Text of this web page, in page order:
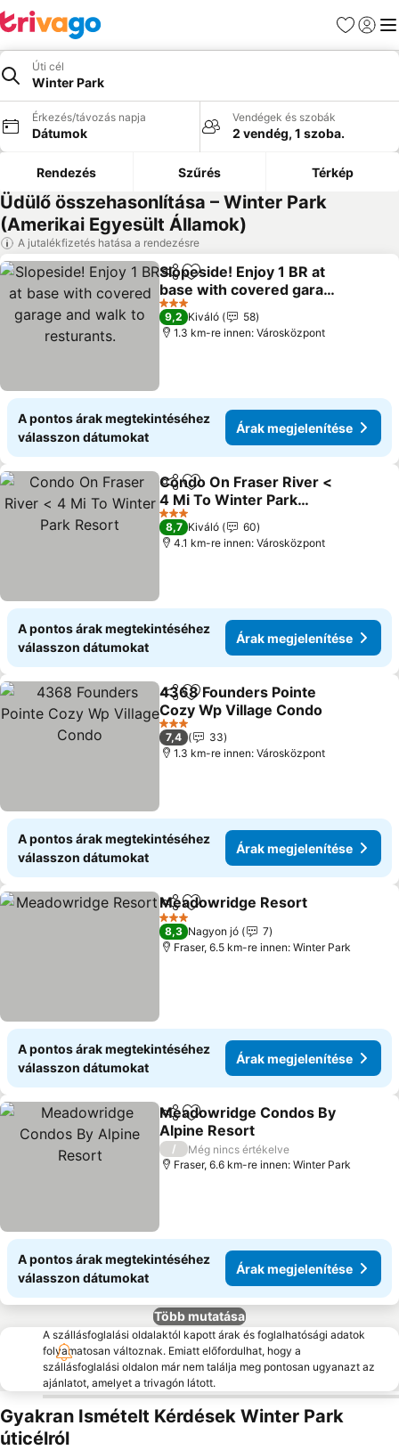
Kedvencek
Úti cél
Winter Park
Érkezés/távozás napja
Dátumok
Vendégek és szobák
2 vendég, 1 szoba.
Rendezés Szűrés Térkép
Üdülő összehasonlítása – Winter Park
(Amerikai Egyesült Államok)
A jutalékfizetés hatása a rendezésre
Megosztás
Hozzáadás a kedvencekhez
Slopeside! Enjoy 1 BR at
base with covered garage
and walk to resturants.
Árak megjelenítése
3 Kategória
9,2 Kiváló
58
1.3 km-re innen: Városközpont
A pontos árak megtekintéséhez
válasszon dátumokat
Árak megjelenítése
Megosztás
Hozzáadás a kedvencekhez
Condo On Fraser River <
4 Mi To Winter Park
Resort
Árak megjelenítése
3 Kategória
8,7 Kiváló
60
4.1 km-re innen: Városközpont
A pontos árak megtekintéséhez
válasszon dátumokat
Árak megjelenítése
Megosztás
Hozzáadás a kedvencekhez
4368 Founders Pointe
Cozy Wp Village Condo
Árak megjelenítése
3 Kategória
7,4
33
1.3 km-re innen: Városközpont
A pontos árak megtekintéséhez
válasszon dátumokat
Árak megjelenítése
MegosztásHozzáadás a kedvencekhez
Meadowridge Resort
3 Kategória
8,3 Nagyon jó
7
Fraser, 6.5 km-re innen: Winter Park
A pontos árak megtekintéséhez
válasszon dátumokat
Árak megjelenítése
MegosztásHozzáadás a kedvencekhez
Meadowridge Condos By
Alpine Resort
Árak megjelenítése
/
Még nincs értékelve
Fraser, 6.6 km-re innen: Winter Park
A pontos árak megtekintéséhez
válasszon dátumokat
Árak megjelenítése
Több mutatása
A szállásfoglalási oldalaktól kapott árak és foglalhatósági adatok
folyamatosan változnak. Emiatt előfordulhat, hogy a
szállásfoglalási oldalon már nem találja meg pontosan ugyanazt az
ajánlatot, amelyet a trivagón látott.
Gyakran Ismételt Kérdések Winter Park
úticélról